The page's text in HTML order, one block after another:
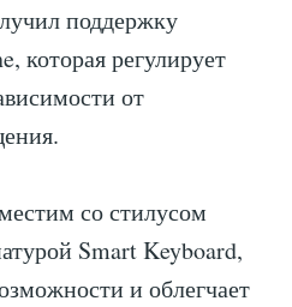
поддержку
которая регулирует
от
со стилусом
Smart Keyboard,
и облегчает